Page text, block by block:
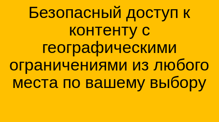
Безопасный доступ к
контенту с
географическими
ограничениями из любого
места по вашему выбору